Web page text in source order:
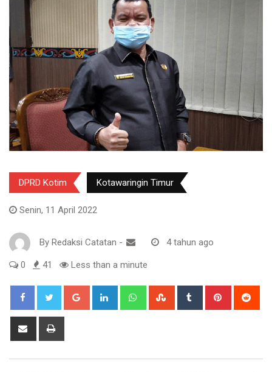
DPRD Kotim Kotawaringin Timur
Senin, 11 April 2022
By Redaksi Catatan - 4 tahun ago
0 41 Less than a minute
Google+ LinkedIn WhatsappStumbleUpon
Tumblr Pinterest
Share